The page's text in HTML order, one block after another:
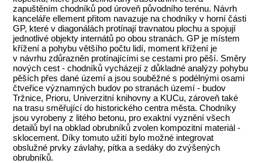
zapuštěním chodníků pod úroveň původního terénu. Návrh
kanceláře ellement přitom navazuje na chodníky v horní části
GP, které v diagonálách protínají travnatou plochu a spojují
jednotlivé objekty internátů po obou stranách. GP je místem
křížení a pohybu většího počtu lidí, moment křížení je
v návrhu zdůrazněn protínajícími se cestami pro pěší. Směry
nových cest - chodníků vycházejí z důkladné analýzy pohybu
pěších přes dané území a jsou souběžné s podélnými osami
čtveřice významných budov po stranách území - budov
Tržnice, Prioru, Univerzitní knihovny a KUCu, zároveň také
na trasu směřující do historického centra města. Chodníky
jsou vyrobeny z litého betonu, pro exaktní vyznění všech
detailů byl na obklad obrubníků zvolen kompozitní materiál -
sklocement. Díky tomuto užití bylo možné integrovat
obslužné prvky závlahy, pítka a sedáky do zvýšených
obrubníků.